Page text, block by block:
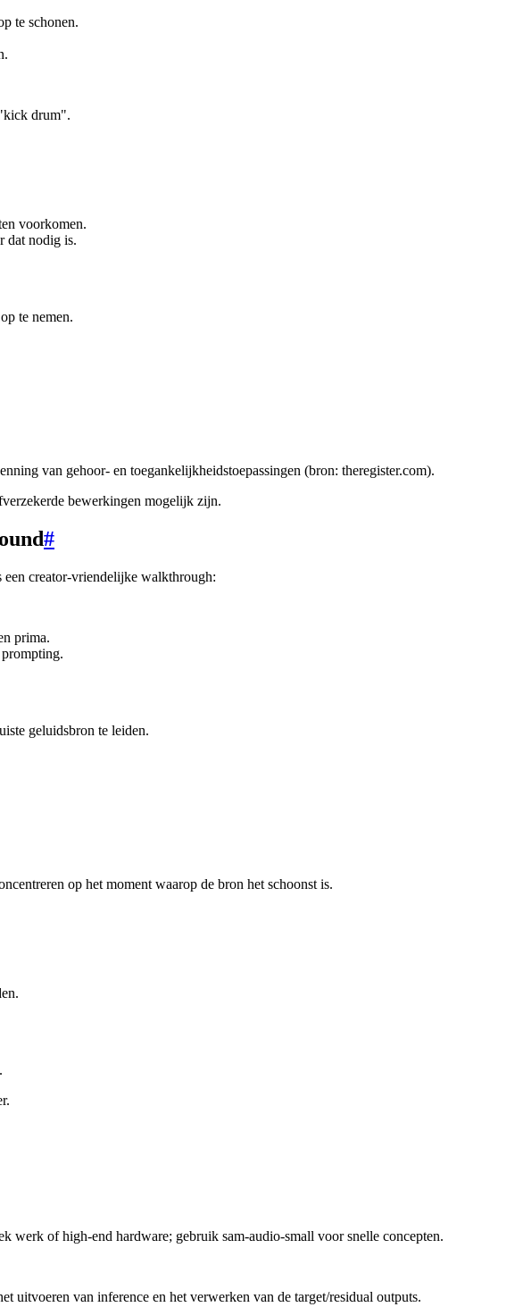
te schonen.
drum".
voorkomen.
dat nodig is.
te nemen.
van gehoor- en toegankelijkheidstoepassingen (bron: theregister.com).
bewerkingen mogelijk zijn.
#
creator-vriendelijke walkthrough:
prima.
geluidsbron te leiden.
op het moment waarop de bron het schoonst is.
werk of high-end hardware; gebruik sam-audio-small voor snelle concepten.
uitvoeren van inference en het verwerken van de target/residual outputs.